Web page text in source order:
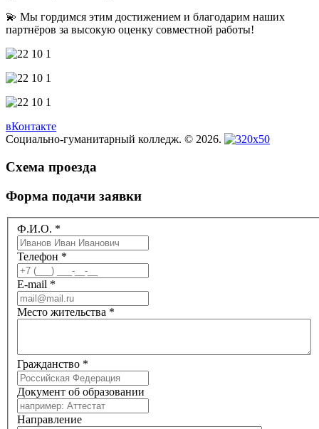
💫 Мы гордимся этим достижением и благодарим наших
партнёров за высокую оценку совместной работы!
вКонтакте
Социально-гуманитарный колледж. © 2026.
Схема проезда
Форма подачи заявки
Ф.И.О. *
Телефон *
E-mail *
Место жительства *
Гражданство *
Документ об образовании
Направление